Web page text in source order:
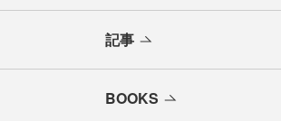
記事
BOOKS